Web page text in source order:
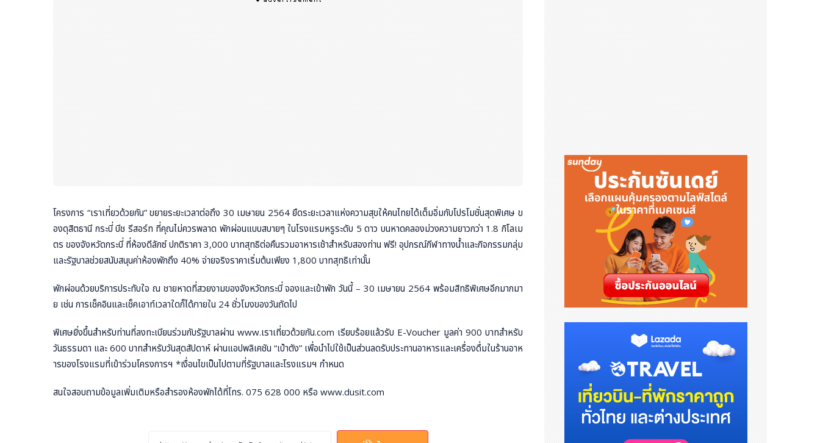
โครงการ “เราเที่ยวด้วยกัน” ขยายระยะเวลาต่อถึง 30 เมษายน 2564 ยืดระยะเวลาแห่งความสุขให้คนไทยได้เต็มอิ่มกับโปรโมชั่นสุดพิเศษ ข
องดุสิตธานี กระบี่ บีช รีสอร์ท ที่คุณไม่ควรพลาด พักผ่อนแบบสบายๆ ในโรงแรมหรูระดับ 5 ดาว บนหาดคลองม่วงความยาวกว่า 1.8 กิโลเม
ตร ของจังหวัดกระบี่ ที่ห้องดีลักซ์ ปกติราคา 3,000 บาทสุทธิต่อคืนรวมอาหารเช้าสำหรับสองท่าน ฟรี! อุปกรณ์กีฬาทางน้ำและกิจกรรมกลุ่ม
และรัฐบาลช่วยสนับสนุนค่าห้องพักถึง 40% จ่ายจริงราคาเริ่มต้นเพียง 1,800 บาทสุทธิเท่านั้น
พักผ่อนด้วยบริการประทับใจ ณ ชายหาดที่สวยงามของจังหวัดกระบี่ จองและเข้าพัก วันนี้ – 30 เมษายน 2564 พร้อมสิทธิพิเศษอีกมากมา
ย เช่น การเช็คอินและเช็คเอาท์เวลาใดก็ได้ภายใน 24 ชั่วโมงของวันถัดไป
พิเศษยิ่งขึ้นสำหรับท่านที่ลงทะเบียนร่วมกับรัฐบาลผ่าน www.เราเที่ยวด้วยกัน.com เรียบร้อยแล้วรับ E-Voucher มูลค่า 900 บาทสำหรับ
วันธรรมดา และ 600 บาทสำหรับวันสุดสัปดาห์ ผ่านแอปพลิเคชัน “เป๋าตัง” เพื่อนำไปใช้เป็นส่วนลดรับประทานอาหารและเครื่องดื่มในร้านอาห
ารของโรงแรมที่เข้าร่วมโครงการฯ *เงื่อนไขเป็นไปตามที่รัฐบาลและโรงแรมฯ กำหนด
สนใจสอบถามข้อมูลเพิ่มเติมหรือสำรองห้องพักได้ที่โทร. 075 628 000 หรือ www.dusit.com